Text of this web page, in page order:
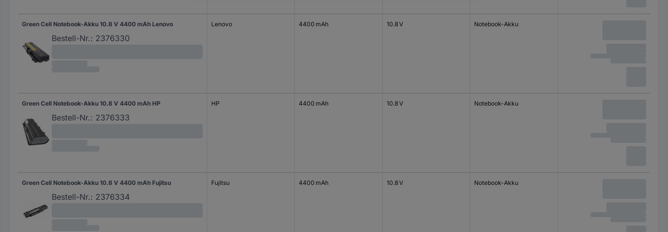
Green Cell Notebook-Akku 10.8 V 4400 mAh Lenovo
Bestell-Nr.: 2376330
Lenovo 4400 mAh 10.8 V Notebook-Akku
Green Cell Notebook-Akku 10.8 V 4400 mAh HP
Bestell-Nr.: 2376333
HP 4400 mAh 10.8 V Notebook-Akku
Green Cell Notebook-Akku 10.8 V 4400 mAh Fujitsu
Bestell-Nr.: 2376334
Fujitsu 4400 mAh 10.8 V Notebook-Akku